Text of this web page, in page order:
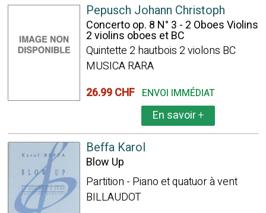
Pepusch Johann Christoph
Concerto op. 8 N° 3 - 2 Oboes Violins
2 violins oboes et BC
Quintette 2 hautbois 2 violons BC
MUSICA RARA
26.99 CHF ENVOI IMMÉDIAT
En savoir+
Beffa Karol
Blow Up
Partition - Piano et quatuor à vent
BILLAUDOT